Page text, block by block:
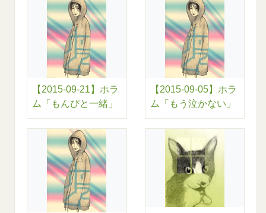
【2015-09-21】ホラ
ム「もんぴと一緒」
【2015-09-05】ホラ
ム「もう泣かない」